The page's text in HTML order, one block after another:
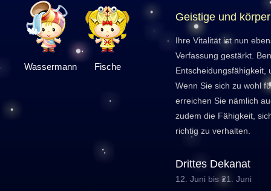
Wassermann Fische
Geistige und
Ihre Vitalität ist nun
Verfassung gestärkt.
Entscheidungsfähigkeit,
Wenn Sie sich zu wohl
erreichen Sie nämlich
zudem die Fähigkeit,
richtig zu verhalten.
Drittes Dekanat
12. Juni bis 21. Juni